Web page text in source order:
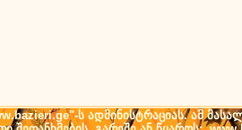
ს ადმინისტრაციას. ამ